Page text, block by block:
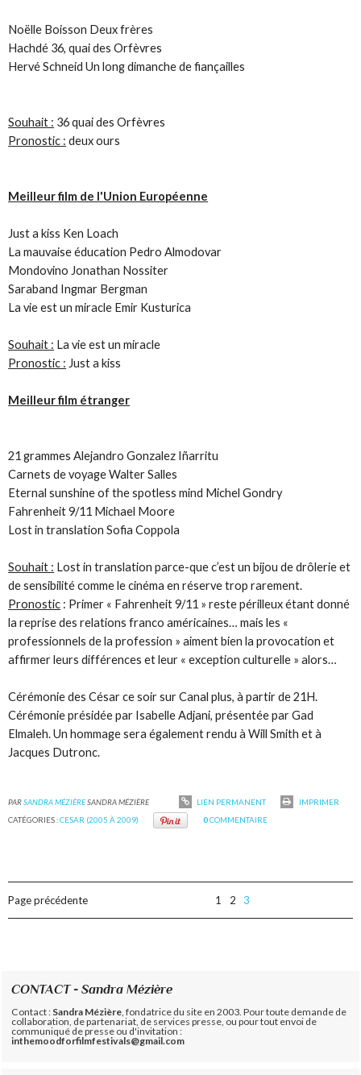
Noëlle Boisson Deux frères
Hachdé 36, quai des Orfèvres
Hervé Schneid Un long dimanche de fiançailles
Souhait : 36 quai des Orfèvres
Pronostic : deux ours
Meilleur film de l'Union Européenne
Just a kiss Ken Loach
La mauvaise éducation Pedro Almodovar
Mondovino Jonathan Nossiter
Saraband Ingmar Bergman
La vie est un miracle Emir Kusturica
Souhait : La vie est un miracle
Pronostic : Just a kiss
Meilleur film étranger
21 grammes Alejandro Gonzalez Iñarritu
Carnets de voyage Walter Salles
Eternal sunshine of the spotless mind Michel Gondry
Fahrenheit 9/11 Michael Moore
Lost in translation Sofia Coppola
Souhait : Lost in translation parce-que c’est un bijou de drôlerie et
de sensibilité comme le cinéma en réserve trop rarement.
Pronostic : Primer « Fahrenheit 9/11 » reste périlleux étant donné
la reprise des relations franco américaines… mais les «
professionnels de la profession » aiment bien la provocation et
affirmer leurs différences et leur « exception culturelle » alors…
Cérémonie des César ce soir sur Canal plus, à partir de 21H.
Cérémonie présidée par Isabelle Adjani, présentée par Gad
Elmaleh. Un hommage sera également rendu à Will Smith et à
Jacques Dutronc.
PARSANDRA MÉZIÈRESANDRA MÉZIÈRE LIEN PERMANENT
IMPRIMER
CATÉGORIES :CESAR (2005 À 2009) 0COMMENTAIRE
Page précédente 1 2 3
CONTACT - Sandra Mézière
Contact : Sandra Mézière , fondatrice du site en 2003. Pour toute demande de
collaboration, de partenariat, de services presse, ou pour tout envoi de
communiqué de presse ou d'invitation :
inthemoodforfilmfestivals@gmail.com